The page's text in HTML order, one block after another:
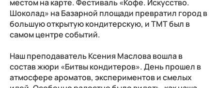
местом на карте. Фестиваль «Кофе. Искусство.
Шоколад» на Базарной площади превратил город в
большую открытую кондитерскую, и ТМТ был в
самом центре событий.
Наш преподаватель Ксения Маслова вошла в
состав жюри «Битвы кондитеров». День прошел в
атмосфере ароматов, экспериментов и смелых